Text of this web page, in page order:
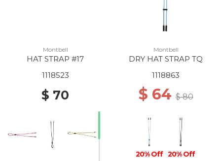
Montbell
HAT STRAP #17
1118523
$ 70
Montbell
DRY HAT STRAP TQ
1118863
$ 64$ 80
20% Off 20% Off